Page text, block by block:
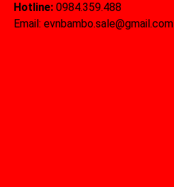
Hotline: 0984.359.488‬
Email: evnbambo.sale@gmail.com